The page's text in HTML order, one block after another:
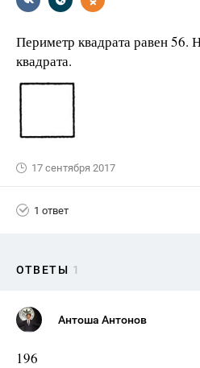
Периметр квадрата равен 56.
квадрата.
17 сентября 2017
1 ответ
ОТВЕТЫ 1
Антоша Антонов
196